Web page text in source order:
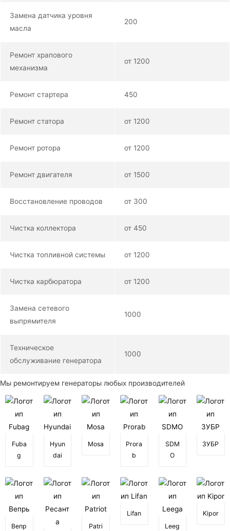
Замена датчика уровня
масла
200
Ремонт храпового
механизма
от 1200
Ремонт стартера 450
Ремонт статора от 1200
Ремонт ротора от 1200
Ремонт двигателя от 1500
Восстановление проводов от 300
Чистка коллектора от 450
Чистка топливной системы от 1200
Чистка карбюратора от 1200
Замена сетевого
выпрямителя
1000
Техническое
обслуживание генератора
1000
Мы ремонтируем генераторы любых производителей
Fuba
g
Hyun
dai
Mosa
Prora
b
SDM
O
ЗУБР
Вепр
Patri
Lifan
Leeg
Kipor